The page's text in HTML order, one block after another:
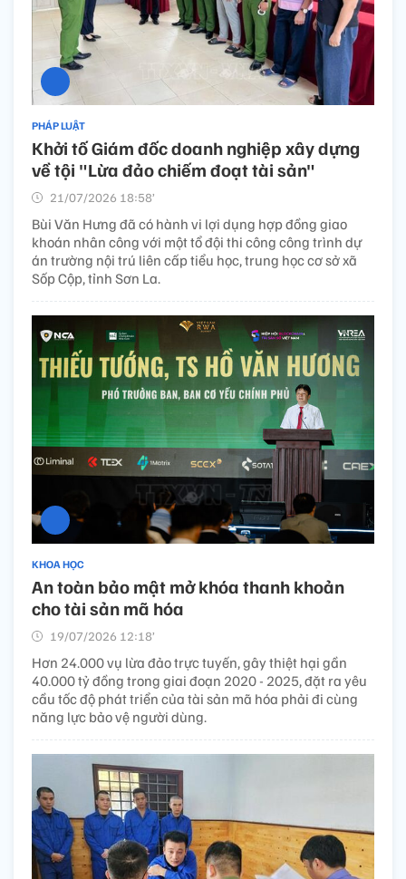
PHÁP LUẬT
Khởi tố Giám đốc doanh nghiệp xây dựng
về tội "Lừa đảo chiếm đoạt tài sản"
21/07/2026 18:58’
Bùi Văn Hưng đã có hành vi lợi dụng hợp đồng giao
khoán nhân công với một tổ đội thi công công trình dự
án trường nội trú liên cấp tiểu học, trung học cơ sở xã
Sốp Cộp, tỉnh Sơn La.
KHOA HỌC
An toàn bảo mật mở khóa thanh khoản
cho tài sản mã hóa
19/07/2026 12:18’
Hơn 24.000 vụ lừa đảo trực tuyến, gây thiệt hại gần
40.000 tỷ đồng trong giai đoạn 2020 - 2025, đặt ra yêu
cầu tốc độ phát triển của tài sản mã hóa phải đi cùng
năng lực bảo vệ người dùng.